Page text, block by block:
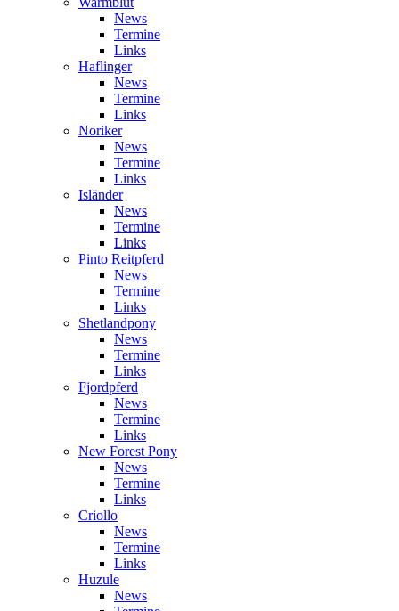
News
Termine
Links
Haflinger
News
Termine
Links
Noriker
News
Termine
Links
Isländer
News
Termine
Links
Pinto Reitpferd
News
Termine
Links
Shetlandpony
News
Termine
Links
Fjordpferd
News
Termine
Links
New Forest Pony
News
Termine
Links
Criollo
News
Termine
Links
Huzule
News